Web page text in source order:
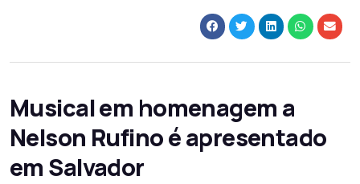
Musical em homenagem a
Nelson Rufino é apresentado
em Salvador